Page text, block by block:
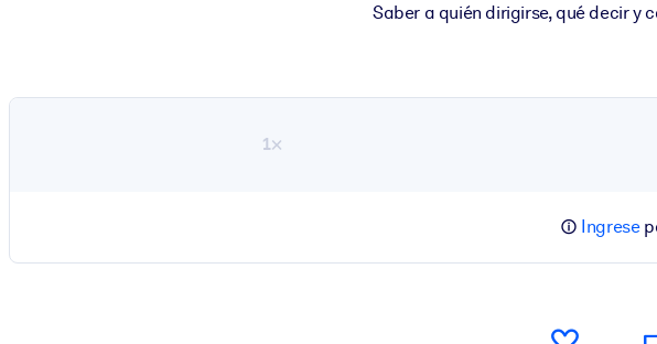
Saber a quién dirigirse, qué decir y
1×
Ingrese